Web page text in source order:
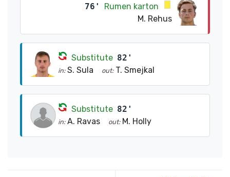
76'
Rumen karton
M. Rehus
Substitute 82'
in: S. Sula out: T. Smejkal
Substitute 82'
in: A. Ravas out: M. Holly